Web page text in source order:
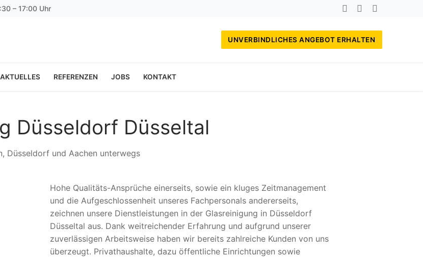
– 17:00 Uhr
UNVERBINDLICHES ANGEBOT ERHALTEN
AKTUELLES REFERENZEN JOBS KONTAKT
Düsseldorf Düsseltal
Düsseldorf und Aachen unterwegs
Hohe Qualitäts-Ansprüche einerseits, sowie ein kluges Zeitmanagement
und die Aufgeschlossenheit unseres Fachpersonals andererseits,
zeichnen unsere Dienstleistungen in der Glasreinigung in Düsseldorf
Düsseltal aus. Dank weitreichender Erfahrung und aufgrund unserer
zuverlässigen Arbeitsweise haben wir bereits zahlreiche Kunden von uns
überzeugt. Privathaushalte, dazu öffentliche Einrichtungen sowie